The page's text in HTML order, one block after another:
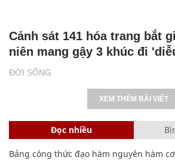
ĐỜI SỐNG
Cảnh sát 141 hóa trang bắt
niên mang gậy 3 khúc đi
XEM THÊM BÀI VIẾT
Đọc nhiều
Bảng công thức đạo hàm nguyên hàm